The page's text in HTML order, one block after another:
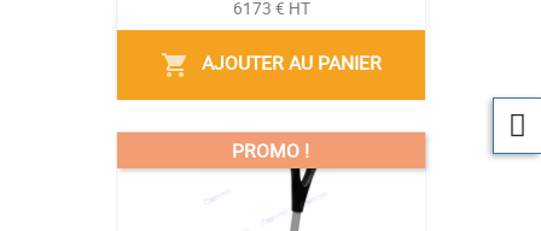
6173 € HT
shopping_cart AJOUTER AU PANIER
PROMO !